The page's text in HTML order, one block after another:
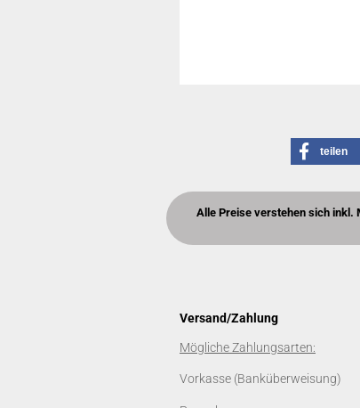
teilen
Alle Preise verstehen sich inkl.
Versand/Zahlung
Mögliche Zahlungsarten:
Vorkasse (Banküberweisung)